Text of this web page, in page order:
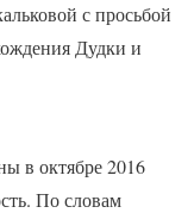
с просьбой
Дудки и
в октябре 2016
По словам